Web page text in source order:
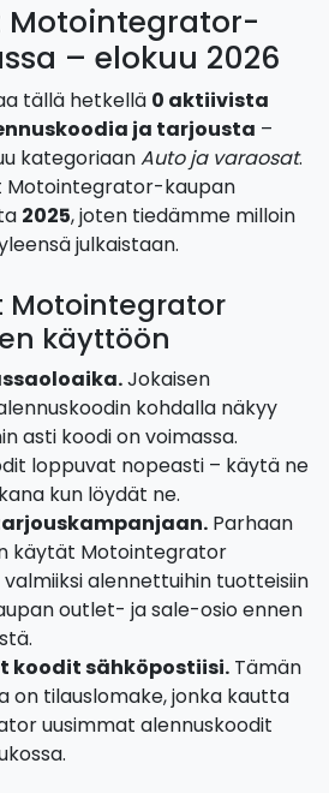
Motointegrator-
– elokuu 2026
tällä hetkellä 0 aktiivista
ja tarjousta –
kategoriaanAuto ja varaosat.
Motointegrator-kaupan
2025, joten tiedämme milloin
julkaistaan.
Motointegrator
käyttöön
Jokaisen
kohdalla näkyy
asti koodi on voimassa.
loppuvat nopeasti – käytä ne
kun löydät ne.
Parhaan
käytät Motointegrator
alennettuihin tuotteisiin
outlet- ja sale-osio ennen
koodit sähköpostiisi. Tämän
on tilauslomake, jonka kautta
uusimmat alennuskoodit